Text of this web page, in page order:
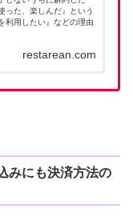
った、楽しんだ』という
利用したい』などの理由
restarean.com
みにも決済方法の